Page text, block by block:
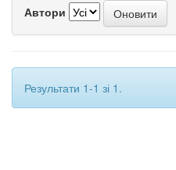
Автори
Результати 1-1 зі 1.